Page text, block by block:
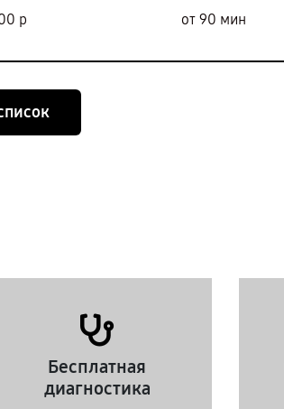
р от 90 мин
Бесплатная
диагностика